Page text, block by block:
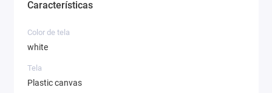
Características
Color de tela
white
Tela
Plastic canvas